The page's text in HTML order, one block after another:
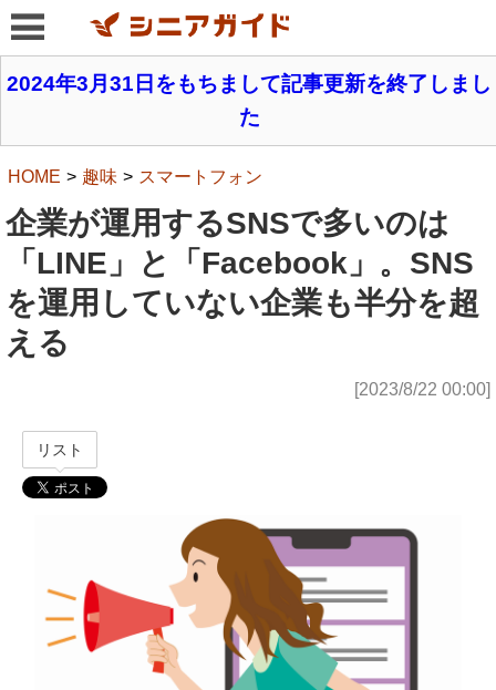
2024年3月31日をもちまして記事更新を終了しまし
た
HOME 趣味 スマートフォン
企業が運用するSNSで多いのは
「LINE」と「Facebook」。SNS
を運用していない企業も半分を超
える
[2023/8/22 00:00]
リスト